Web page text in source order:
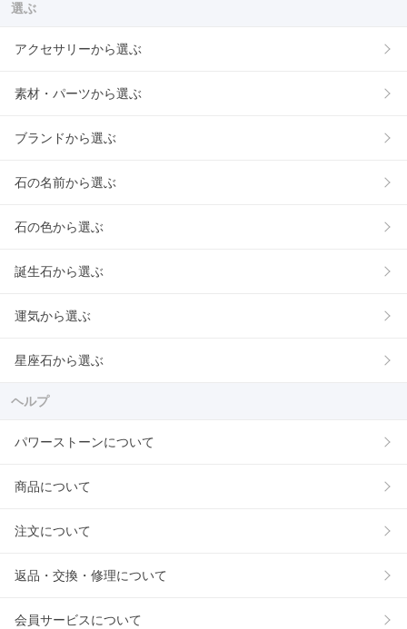
選ぶ
アクセサリーから選ぶ
素材・パーツから選ぶ
ブランドから選ぶ
石の名前から選ぶ
石の色から選ぶ
誕生石から選ぶ
運気から選ぶ
星座石から選ぶ
ヘルプ
パワーストーンについて
商品について
注文について
返品・交換・修理について
会員サービスについて